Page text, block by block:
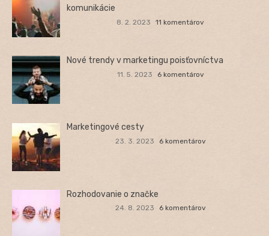
komunikácie
8. 2. 2023 11 komentárov
Nové trendy v marketingu poisťovníctva
11. 5. 2023 6 komentárov
Marketingové cesty
23. 3. 2023 6 komentárov
Rozhodovanie o značke
24. 8. 2023 6 komentárov